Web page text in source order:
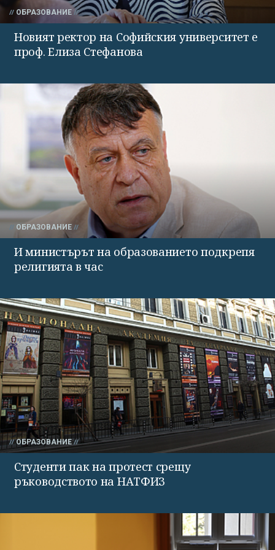
ОБРАЗОВАНИЕ
Новият ректор на Софийския университет е
проф. Елиза Стефанова
ОБРАЗОВАНИЕ
И министърът на образованието подкрепя
религията в час
ОБРАЗОВАНИЕ
Студенти пак на протест срещу
ръководството на НАТФИЗ